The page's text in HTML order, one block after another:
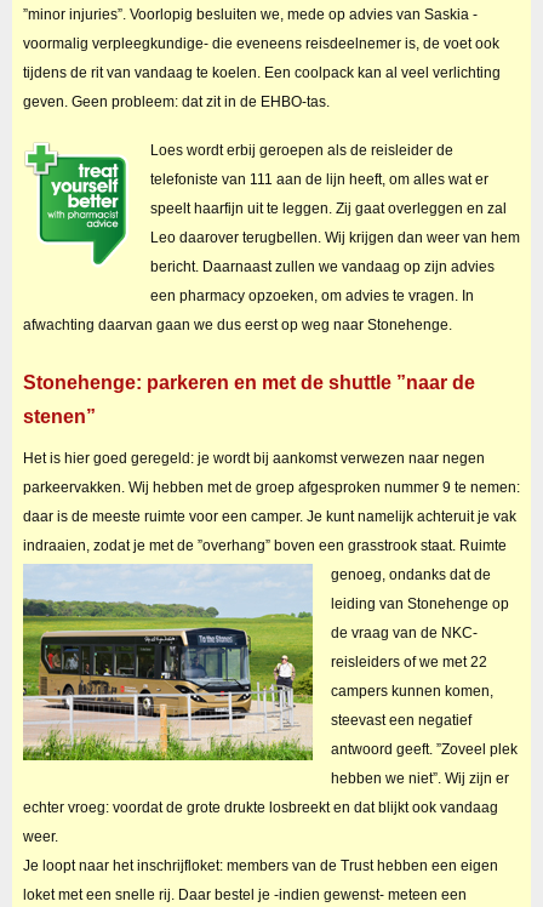
”minor injuries”. Voorlopig besluiten we, mede op advies van Saskia -
voormalig verpleegkundige- die eveneens reisdeelnemer is, de voet ook
tijdens de rit van vandaag te koelen. Een coolpack kan al veel verlichting
geven. Geen probleem: dat zit in de EHBO-tas.
Loes wordt erbij geroepen als de reisleider de
telefoniste van 111 aan de lijn heeft, om alles wat er
speelt haarfijn uit te leggen. Zij gaat overleggen en zal
Leo daarover terugbellen. Wij krijgen dan weer van hem
bericht. Daarnaast zullen we vandaag op zijn advies
een pharmacy opzoeken, om advies te vragen. In
afwachting daarvan gaan we dus eerst op weg naar Stonehenge.
Stonehenge: parkeren en met de shuttle ”naar de
stenen”
Het is hier goed geregeld: je wordt bij aankomst verwezen naar negen
parkeervakken. Wij hebben met de groep afgesproken nummer 9 te nemen:
daar is de meeste ruimte voor een camper. Je kunt namelijk achteruit je vak
indraaien, zodat je met de ”overhang” boven een grasstrook staat. Ruimte
genoeg, ondanks dat de
leiding van Stonehenge op
de vraag van de NKC-
reisleiders of we met 22
campers kunnen komen,
steevast een negatief
antwoord geeft. ”Zoveel plek
hebben we niet”. Wij zijn er
echter vroeg: voordat de grote drukte losbreekt en dat blijkt ook vandaag
weer.
Je loopt naar het inschrijfloket: members van de Trust hebben een eigen
loket met een snelle rij. Daar bestel je -indien gewenst- meteen een